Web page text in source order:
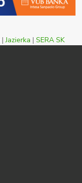
|Jazierka | SERA SK